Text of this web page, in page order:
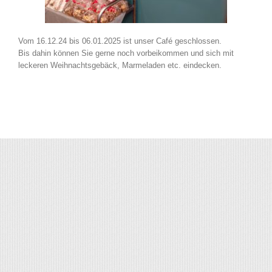
Vom 16.12.24 bis 06.01.2025 ist unser Café geschlossen.
Bis dahin können Sie gerne noch vorbeikommen und sich mit
leckeren Weihnachtsgebäck, Marmeladen etc. eindecken.